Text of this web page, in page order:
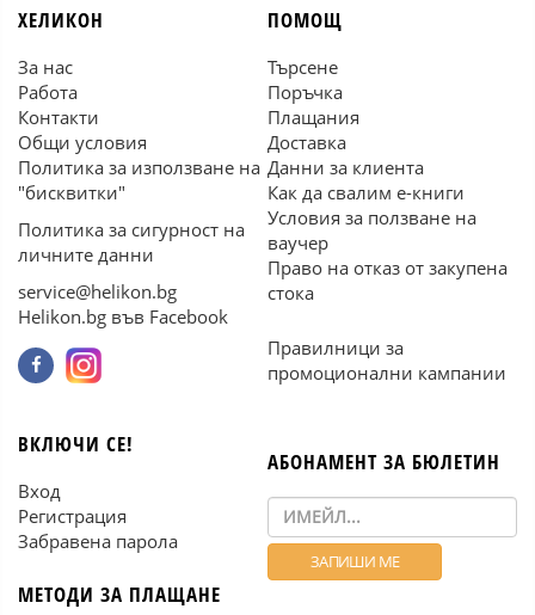
ХЕЛИКОН
За нас
Работа
Контакти
Общи условия
Политика за използване на
"бисквитки"
Политика за сигурност на
личните данни
service@helikon.bg
Helikon.bg във Facebook
ПОМОЩ
Търсене
Поръчка
Плащания
Доставка
Данни за клиента
Как да свалим е-книги
Условия за ползване на
ваучер
Право на отказ от закупена
стока
Правилници за
промоционални кампании
ВКЛЮЧИ СЕ!
Вход
Регистрация
Забравена парола
МЕТОДИ ЗА ПЛАЩАНЕ
АБОНАМЕНТ ЗА БЮЛЕТИН